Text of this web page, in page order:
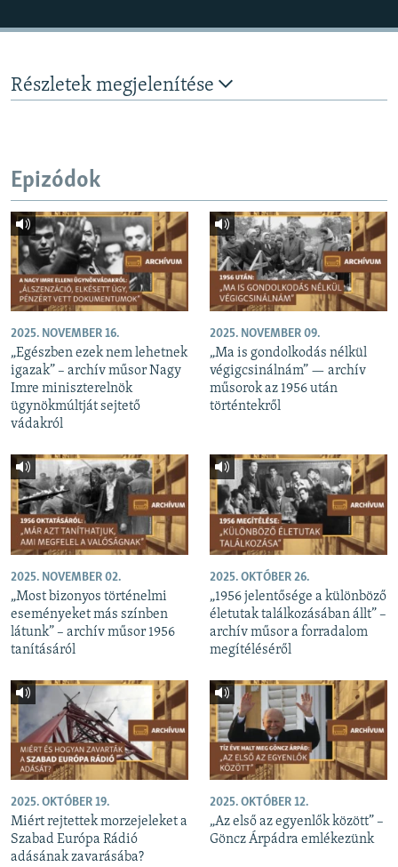
Részletek megjelenítése
Epizódok
2025. NOVEMBER 16.
„Egészben ezek nem lehetnek
igazak” – archív műsor Nagy
Imre miniszterelnök
ügynökmúltját sejtető
vádakról
2025. NOVEMBER 09.
„Ma is gondolkodás nélkül
végigcsinálnám” — archív
műsorok az 1956 után
történtekről
2025. NOVEMBER 02.
„Most bizonyos történelmi
eseményeket más színben
látunk” – archív műsor 1956
tanításáról
2025. OKTÓBER 26.
„1956 jelentősége a különböző
életutak találkozásában állt” –
archív műsor a forradalom
megítéléséről
2025. OKTÓBER 19.
Miért rejtettek morzejeleket a
Szabad Európa Rádió
adásának zavarásába?
2025. OKTÓBER 12.
„Az első az egyenlők között” –
Göncz Árpádra emlékezünk